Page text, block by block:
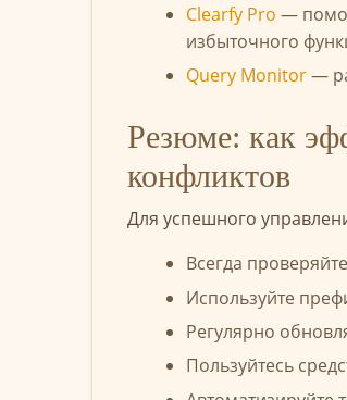
Clearfy Pro —
избыточного
Query Monitor—
Резюме: как
конфликтов
Для успешного
Всегда
Используйте
Регулярно
Пользуйтесь